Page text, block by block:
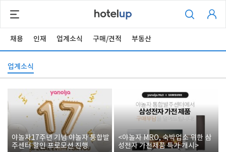
채용 인재 업계소식 구매/견적 부동산
업계소식
야놀자17주년 기념 야놀자 통합발
주센터 할인 프로모션 진행
<야놀자 MRO, 숙박업소 위한 삼
성전자 가전제품 특가 개시>